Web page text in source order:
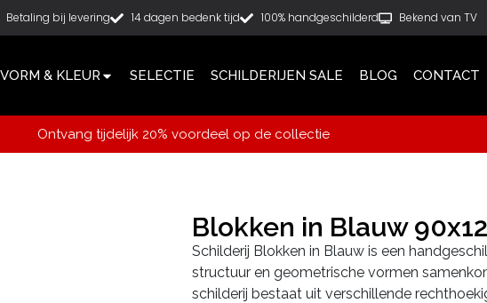
Betaling bij levering 14 dagen bedenk tijd 100% handgeschilderd Bekend van TV
VORM & KLEUR SELECTIE SCHILDERIJEN SALE BLOG CONTACT
Ontvang tijdelijk 20% voordeel op de collectie
Blokken in Blauw
Schilderij Blokken in Blauw is een
structuur en geometrische vormen
schilderij bestaat uit verschillende